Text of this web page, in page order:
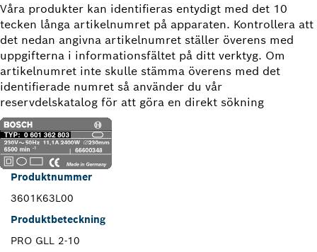
Våra produkter kan identifieras entydigt med det 10
tecken långa artikelnumret på apparaten. Kontrollera att
det nedan angivna artikelnumret ställer överens med
uppgifterna i informationsfältet på ditt verktyg. Om
artikelnumret inte skulle stämma överens med det
identifierade numret så använder du vår
reservdelskatalog för att göra en direkt sökning
Produktnummer
3601K63L00
Produktbeteckning
PRO GLL 2-10